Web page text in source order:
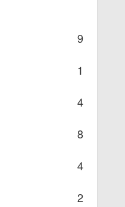
9
1
4
8
4
2